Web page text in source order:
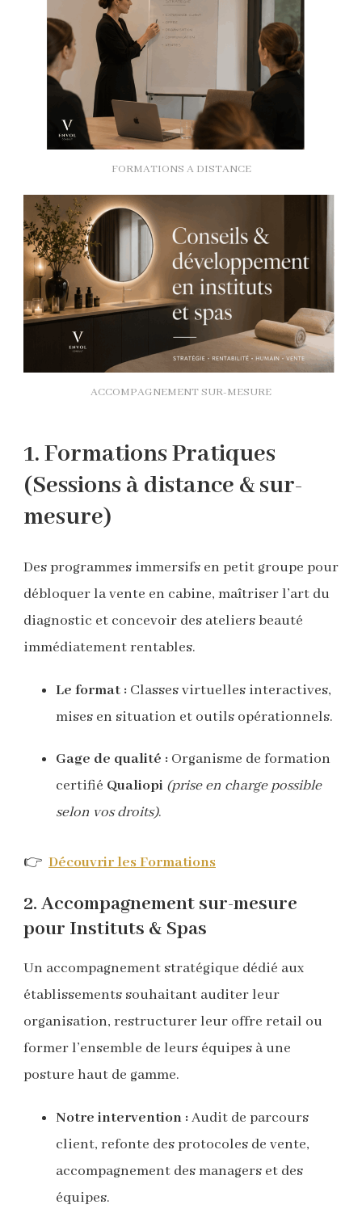
FORMATIONS A DISTANCE
ACCOMPAGNEMENT SUR-MESURE
1. Formations Pratiques
(Sessions à distance & sur-
mesure)
Des programmes immersifs en petit groupe pour
débloquer la vente en cabine, maîtriser l’art du
diagnostic et concevoir des ateliers beauté
immédiatement rentables.
Le format : Classes virtuelles interactives,
mises en situation et outils opérationnels.
Gage de qualité : Organisme de formation
certifié Qualiopi (prise en charge possible
selon vos droits).
👉 Découvrir les Formations
2. Accompagnement sur-mesure
pour Instituts & Spas
Un accompagnement stratégique dédié aux
établissements souhaitant auditer leur
organisation, restructurer leur offre retail ou
former l’ensemble de leurs équipes à une
posture haut de gamme.
Notre intervention :Audit de parcours
client, refonte des protocoles de vente,
accompagnement des managers et des
équipes.